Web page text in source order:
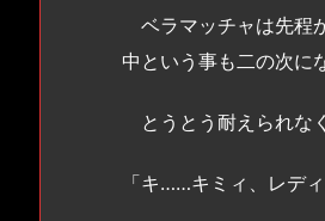
ベラマッチャは先程
中という事も二の次に
とうとう耐えられな
「キ……キミィ、レデ